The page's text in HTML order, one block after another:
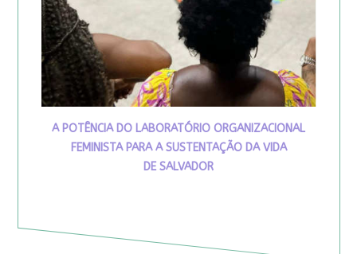
A POTÊNCIA DO LABORATÓRIO ORGANIZACIONAL
FEMINISTA PARA A SUSTENTAÇÃO DA VIDA
DE SALVADOR